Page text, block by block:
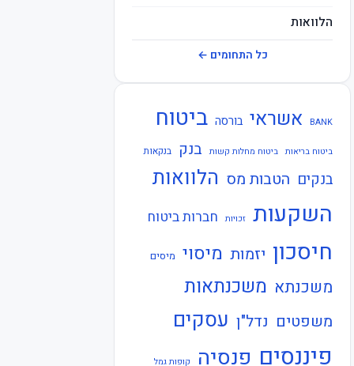
הלוואות
חוזרי בנק ישראל
חוזרי המפקח על הביטוח
חוזרי המפקח על הבנקים
חוזרי הפיקוח על הבנקים
חוזרי נגיד בנק ישראל
חיסכון
חקיקה
חשבונאות
כלכלה
כל התחומים ←
BANK אשראי בורסה ביטוח
ביטוח בריאות ביטוח מחלות קשות בנק בנקאות
בנקים הטבות מס הלוואות
השקעות זכויות חברות ביטוח
חיסכון יזמות מיסוי מיסים
משכנתא משכנתאות
משפטים נדל"ן עסקים
פיננסים פנסיה קופות גמל